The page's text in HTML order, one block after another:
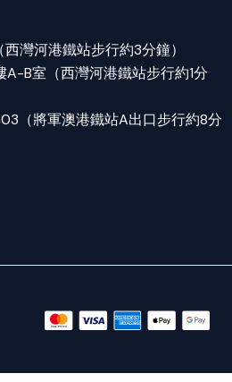
灣河港鐵站步行約3分鐘）
B室（西灣河港鐵站步行約1分
（將軍澳港鐵站A出口步行約8分